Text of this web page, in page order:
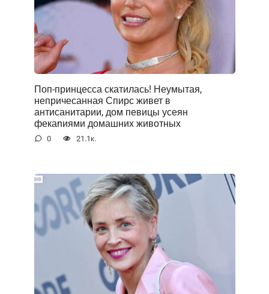
Поп-принцесса скатилась! Неумытая,
непричесанная Спирс живет в
антисанитарии, дом певицы усеян
фекаnиями домашних животных
0 21.1к.